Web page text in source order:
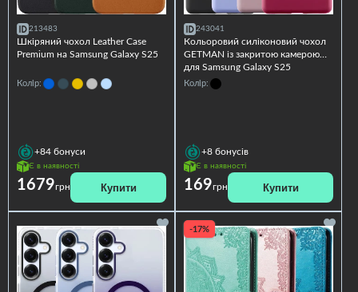
213483
Шкіряний чохол Leather Case
Premium на Samsung Galaxy S25
Колір:
+84 бонуси
Є в наявності
1679грн Купити
243041
Кольоровий силіконовий чохол
GETMAN із закритою камерою
для Samsung Galaxy S25
Колір:
+8 бонусів
Є в наявності
169грн Купити
-17%